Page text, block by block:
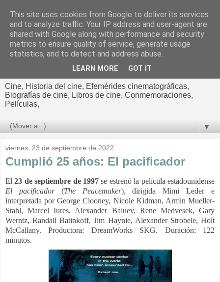
El cultural
cinematográfico de Jorge
Cine, Historia del cine, Efemérides cinematográficas,
Biografías de cine, Libros de cine, Conmemoraciones,
Películas,
▼
viernes, 23 de septiembre de 2022
Cumplió 25 años: El pacificador
El23 de septiembre de 1997 se estrenó la película estadounidense
El pacificador(The Peacemaker), dirigida Mimi Leder e
interpretada por George Clooney, Nicole Kidman, Armin Mueller-
Stahl, Marcel Iures, Alexander Baluev, Rene Medvesek, Gary
Werntz, Randall Batinkoff, Jim Haynie, Alexander Strobele, Holt
McCallany. Productora: DreamWorks SKG. Duración: 122
minutos.
This site uses cookies from Google to deliver its services
and to analyze traffic. Your IP address and user-agent are
shared with Google along with performance and security
metrics to ensure quality of service, generate usage
statistics, and to detect and address abuse.
LEARN MORE GOT IT